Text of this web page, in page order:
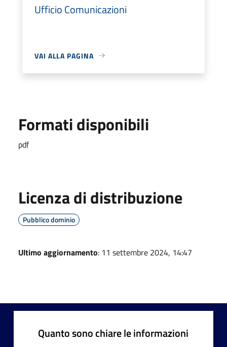
Ufficio Comunicazioni
VAI ALLA PAGINA
Formati disponibili
pdf
Licenza di distribuzione
Pubblico dominio
Ultimo aggiornamento: 11 settembre 2024, 14:47
Quanto sono chiare le informazioni